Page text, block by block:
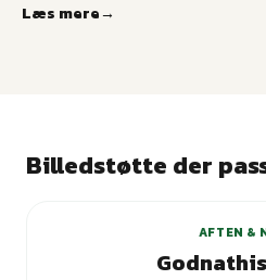
reaktioner. For forældre til børn
Læs mere
Billedstøtte der
AFTEN &